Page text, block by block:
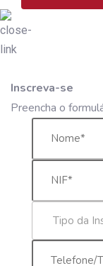
Inscreva-se
Preencha o